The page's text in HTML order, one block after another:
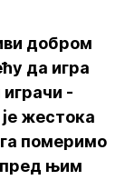
добром
да игра
играчи -
жестока
померимо
пред њим